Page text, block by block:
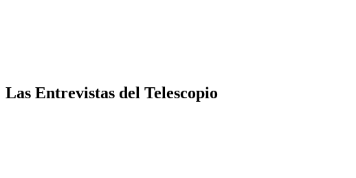
Las Entrevistas del Telescopio